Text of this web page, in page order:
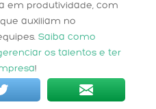
em produtividade, com
auxiliam no
Saiba como
os talentos e ter
!